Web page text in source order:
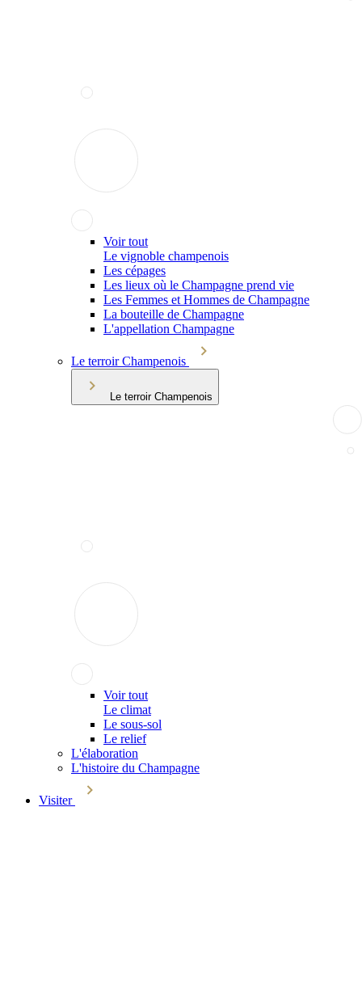
Voir tout
Le vignoble champenois
Les cépages
Les lieux où le Champagne prend vie
Les Femmes et Hommes de Champagne
La bouteille de Champagne
L'appellation Champagne
Le terroir Champenois
Le terroir Champenois
Voir tout
Le climat
Le sous-sol
Le relief
L'élaboration
L'histoire du Champagne
Visiter